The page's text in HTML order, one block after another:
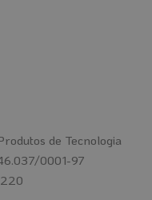
de Tecnologia
0001-97